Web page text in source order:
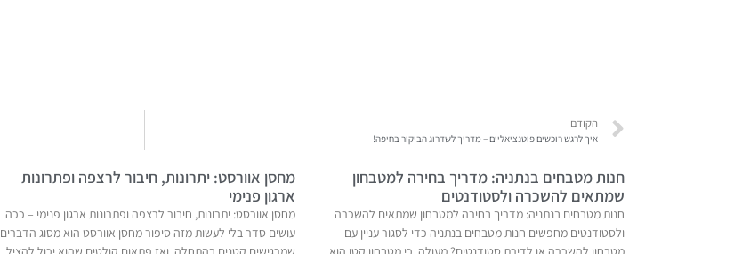
הקודם
איך לרגש רוכשים פוטנציאליים – מדריך לשדרוג הביקור בחיפה!
חנות מטבחים בנתניה: מדריך בחירה למטבחון
שמתאים להשכרה ולסטודנטים
חנות מטבחים בנתניה: מדריך בחירה למטבחון שמתאים להשכרה
ולסטודנטים מחפשים חנות מטבחים בנתניה כדי לסגור עניין עם
מחסן אוורסט: יתרונות, חיבור לרצפה ופתרונות
ארגון פנימי
מחסן אוורסט: יתרונות, חיבור לרצפה ופתרונות ארגון פנימי – ככה
עושים סדר בלי לעשות מזה סיפור מחסן אוורסט הוא מסוג הדברים